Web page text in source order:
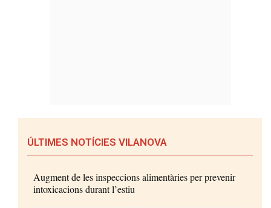
ÚLTIMES NOTÍCIES VILANOVA
Augment de les inspeccions alimentàries per prevenir
intoxicacions durant l’estiu